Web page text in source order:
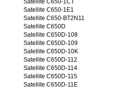
Satellite C650-1CT
Satellite C650-1E1
Satellite C650-BT2N11
Satellite C650D
Satellite C650D-108
Satellite C650D-109
Satellite C650D-10K
Satellite C650D-112
Satellite C650D-114
Satellite C650D-115
Satellite C650D-11E